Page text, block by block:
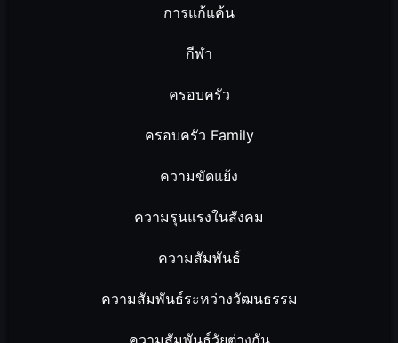
การแก้แค้น
กีฬา
ครอบครัว
ครอบครัว Family
ความขัดแย้ง
ความรุนแรงในสังคม
ความสัมพันธ์
ความสัมพันธ์ระหว่างวัฒนธรรม